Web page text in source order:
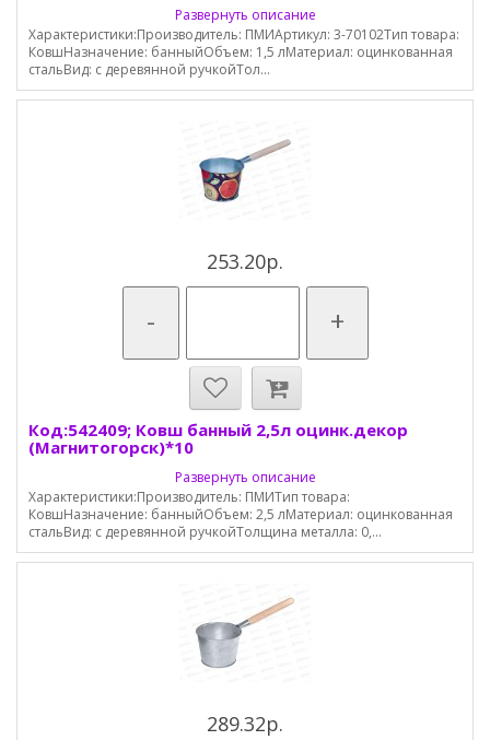
Развернуть описание
Характеристики:Производитель: ПМИАртикул: 3-70102Тип товара:
КовшНазначение: банныйОбъем: 1,5 лМатериал: оцинкованная
стальВид: с деревянной ручкойТол...
253.20р.
- +
Код:542409; Ковш банный 2,5л оцинк.декор
(Магнитогорск)*10
Развернуть описание
Характеристики:Производитель: ПМИТип товара:
КовшНазначение: банныйОбъем: 2,5 лМатериал: оцинкованная
стальВид: с деревянной ручкойТолщина металла: 0,...
289.32р.